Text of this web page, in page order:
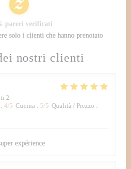
nostri clienti
2
: 4/5 Cucina : 5/5 Qualità / Prezzo :
expérience
pareri verificati
solo i clienti che hanno prenotato